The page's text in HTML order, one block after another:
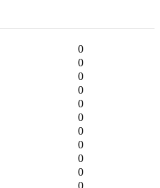
0
0
0
0
0
0
0
0
0
0
0